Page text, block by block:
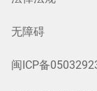
无障碍
闽ICP备